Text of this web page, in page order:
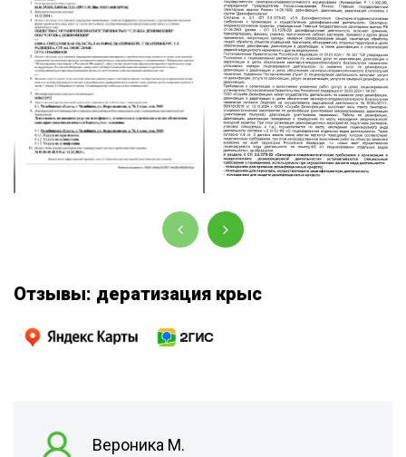
Лицензированная СЭС
действующей
лицензии на
оказание услуг
компании
Сопроводительное письмо
к лицензии ЛО64-00111-
66/01615616
мероприятий
осуществляется по
месту
лицензируемого
вида деятельности.
Отзывы: дератизация крыс
Вероника М.